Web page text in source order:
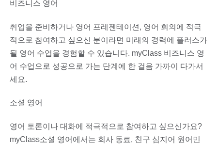
비즈니스 영어
취업을 준비하거나 영어 프레젠테이션, 영어 회의에 적극
적으로 참여하고 싶으신 분이라면 미래의 경력에 플러스가
될 영어 수업을 경험할 수 있습니다. myClass 비즈니스 영
어 수업으로 성공으로 가는 단계에 한 걸음 가까이 다가서
세요.
소셜 영어
영어 토론이나 대화에 적극적으로 참여하고 싶으신가요?
myClass소셜 영어에서는 회사 동료, 친구 심지어 원어민